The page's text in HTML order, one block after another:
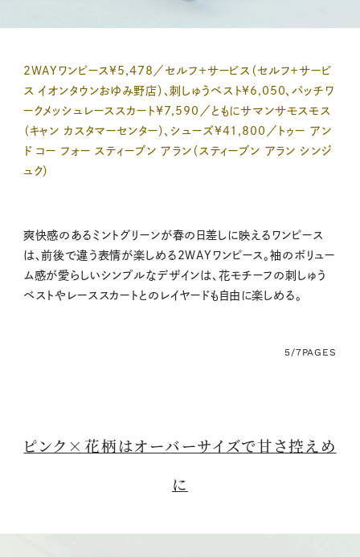
2WAYワンピース¥5,478／セルフ＋サービス（セルフ＋サービ
ス イオンタウンおゆみ野店）、刺しゅうベスト¥6,050、パッチワ
ークメッシュレーススカート¥7,590／ともにサマンサモスモス
（キャン カスタマーセンター）、シューズ¥41,800／トゥー アン
ド コー フォー スティーブン アラン（スティーブン アラン シンジ
ュク）
爽快感のあるミントグリーンが春の日差しに映えるワンピース
は、前後で違う表情が楽しめる2WAYワンピース。袖のボリュー
ム感が愛らしいシンプルなデザインは、花モチーフの刺しゅう
ベストやレーススカートとのレイヤードも自由に楽しめる。
5/7PAGES
ピンク×花柄はオーバーサイズで甘さ控えめ
に